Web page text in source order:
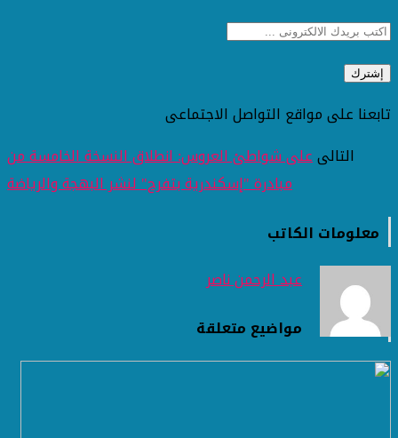
تابعنا على مواقع التواصل الاجتماعى
التالىعلى شواطئ العروس: انطلاق النسخة الخامسة من
مبادرة "إسكندرية بتفرح" لنشر البهجة والرياضة
معلومات الكاتب
عبد الرحمن ناصر
مواضيع متعلقة